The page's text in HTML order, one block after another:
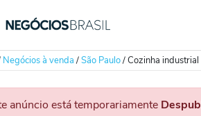
Negócios à venda/São Paulo/Cozinha
anúncio está temporariamente